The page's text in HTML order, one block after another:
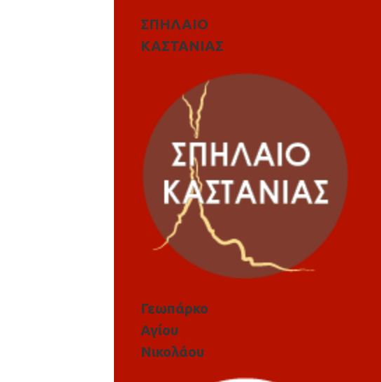
ΣΠΗΛΑΙΟ
ΚΑΣΤΑΝΙΑΣ
Γεωπάρκο
Αγίου
Νικολάου